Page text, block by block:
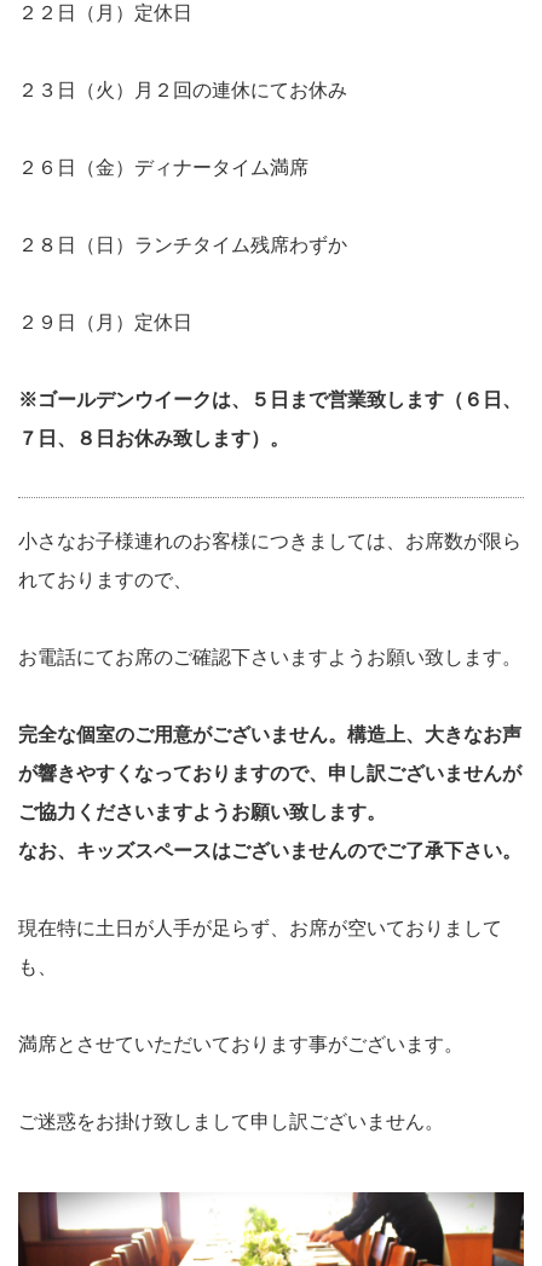
２２日（月）定休日
２３日（火）月２回の連休にてお休み
２６日（金）ディナータイム満席
２８日（日）ランチタイム残席わずか
２９日（月）定休日
※ゴールデンウイークは、５日まで営業致します（６日、
７日、８日お休み致します）。
小さなお子様連れのお客様につきましては、お席数が限ら
れておりますので、
お電話にてお席のご確認下さいますようお願い致します。
完全な個室のご用意がございません。構造上、大きなお声
が響きやすくなっておりますので、 申し訳ございませんが
ご協力くださいますようお願い致します。
なお、キッズスペースはございませんのでご了承下さい。
現在特に土日が人手が足らず、お席が空いておりまして
も、
満席とさせていただいております事がございます。
ご迷惑をお掛け致しまして申し訳ございません。